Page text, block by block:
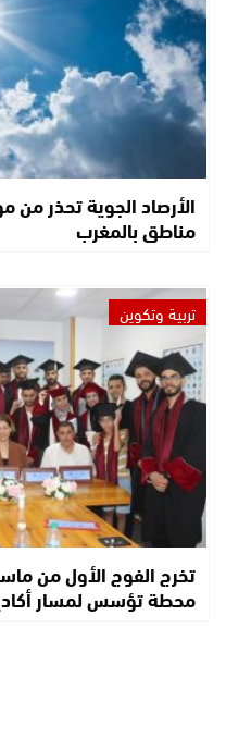
الأرصاد الجوية تحذر
مناطق بالمغرب
تربية وتكوين
تخرج الفوج الأول من
محطة تؤسس لمسار